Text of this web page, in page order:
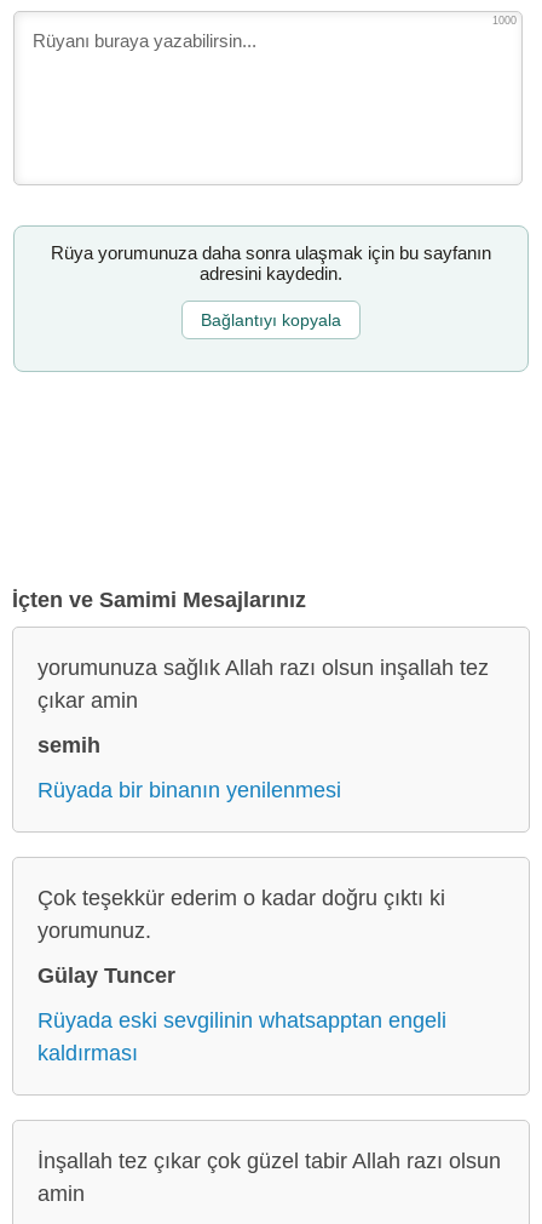
1000
Rüya yorumunuza daha sonra ulaşmak için bu sayfanın
adresini kaydedin.
Bağlantıyı kopyala
İçten ve Samimi Mesajlarınız
yorumunuza sağlık Allah razı olsun inşallah tez
çıkar amin
semih
Rüyada bir binanın yenilenmesi
Çok teşekkür ederim o kadar doğru çıktı ki
yorumunuz.
Gülay Tuncer
Rüyada eski sevgilinin whatsapptan engeli
kaldırması
İnşallah tez çıkar çok güzel tabir Allah razı olsun
amin